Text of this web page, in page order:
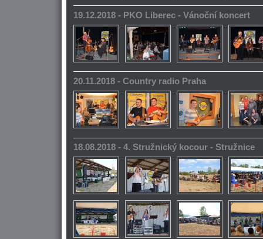
19.12.2018 - PKO Liberec - Vánoční koncert
20.11.2018 - Country radio Praha
18.08.2018 - 4. Stružnický kocour - Stružnice